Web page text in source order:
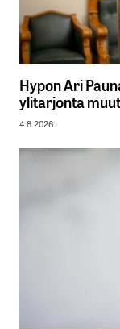
Hypon Ari
ylitarjonta
4.8.2026